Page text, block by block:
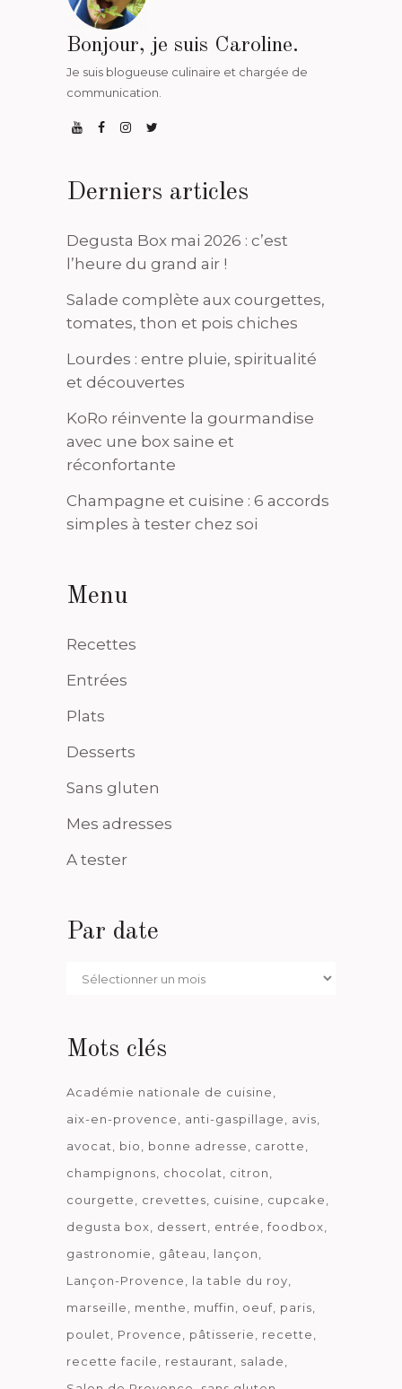
Bonjour, je suis Caroline.
Je suis blogueuse culinaire et chargée de
communication.
Derniers articles
Degusta Box mai 2026 : c’est
l’heure du grand air !
Salade complète aux courgettes,
tomates, thon et pois chiches
Lourdes : entre pluie, spiritualité
et découvertes
KoRo réinvente la gourmandise
avec une box saine et
réconfortante
Champagne et cuisine : 6 accords
simples à tester chez soi
Menu
Recettes
Entrées
Plats
Desserts
Sans gluten
Mes adresses
A tester
Par date
Par
Mots clés
Académie nationale de cuisine
aix-en-provence
anti-gaspillage
avis
avocat
bio bonne adresse
carotte
champignons
chocolat
citron
courgette
crevettes cuisine
cupcake
degusta box
dessert entrée
foodbox
gastronomie
gâteau
lançon
Lançon-Provence
la table du roy
marseille
menthe muffin oeuf paris
poulet
Provence pâtisserie
recette
recette facile
restaurant
salade